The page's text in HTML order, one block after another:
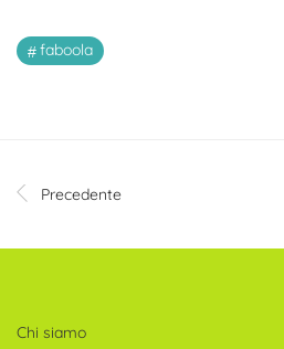
faboola
Precedente
Chi siamo